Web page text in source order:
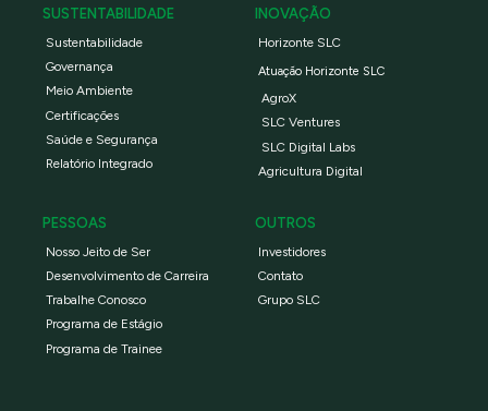
SUSTENTABILIDADE
Sustentabilidade
Governança
Meio Ambiente
Certificações
Saúde e Segurança
Relatório Integrado
INOVAÇÃO
Horizonte SLC
Atuação Horizonte SLC
AgroX
SLC Ventures
SLC Digital Labs
Agricultura Digital
PESSOAS
Nosso Jeito de Ser
Desenvolvimento de Carreira
Trabalhe Conosco
Programa de Estágio
Programa de Trainee
OUTROS
Investidores
Contato
Grupo SLC